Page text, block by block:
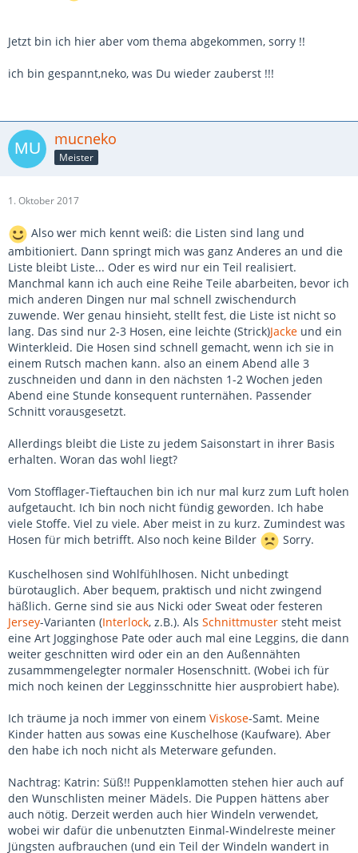
Jetzt bin ich hier aber vom thema abgekommen, sorry !!
ich bin gespannt,neko, was Du wieder zauberst !!!
mucneko
Meister
1. Oktober 2017
Also wer mich kennt weiß: die Listen sind lang und
ambitioniert. Dann springt mich was ganz Anderes an und die
Liste bleibt Liste... Oder es wird nur ein Teil realisiert.
Manchmal kann ich auch eine Reihe Teile abarbeiten, bevor ich
mich anderen Dingen nur mal schnell zwischendurch
zuwende. Wer genau hinsieht, stellt fest, die Liste ist nicht so
lang. Das sind nur 2-3 Hosen, eine leichte (Strick)Jacke und ein
Winterkleid. Die Hosen sind schnell gemacht, wenn ich sie in
einem Rutsch machen kann. also an einem Abend alle 3
zuschneiden und dann in den nächsten 1-2 Wochen jeden
Abend eine Stunde konsequent runternähen. Passender
Schnitt vorausgesetzt.
Allerdings bleibt die Liste zu jedem Saisonstart in ihrer Basis
erhalten. Woran das wohl liegt?
Vom Stofflager-Tieftauchen bin ich nur mal kurz zum Luft holen
aufgetaucht. Ich bin noch nicht fündig geworden. Ich habe
viele Stoffe. Viel zu viele. Aber meist in zu kurz. Zumindest was
Hosen für mich betrifft. Also noch keine Bilder
Sorry.
Kuschelhosen sind Wohlfühlhosen. Nicht unbedingt
bürotauglich. Aber bequem, praktisch und nicht zwingend
häßlich. Gerne sind sie aus Nicki oder Sweat oder festeren
Jersey-Varianten (Interlock, z.B.). Als Schnittmuster steht meist
eine Art Jogginghose Pate oder auch mal eine Leggins, die dann
weiter geschnitten wird oder ein an den Außennähten
zusammmengelegter normaler Hosenschnitt. (Wobei ich für
mich noch keinen der Legginsschnitte hier ausprobiert habe).
Ich träume ja noch immer von einem Viskose-Samt. Meine
Kinder hatten aus sowas eine Kuschelhose (Kaufware). Aber
den habe ich noch nicht als Meterware gefunden.
Nachtrag: Katrin: Süß!! Puppenklamotten stehen hier auch auf
den Wunschlisten meiner Mädels. Die Puppen hättens aber
auch nötig. Derzeit werden auch hier Windeln verwendet,
wobei wir dafür die unbenutzten Einmal-Windelreste meiner
Jüngsten aufbrauchen (und ein Teil der Windeln wandert in